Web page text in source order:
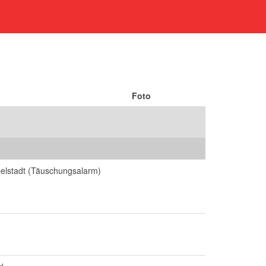
Foto
(Täuschungsalarm)